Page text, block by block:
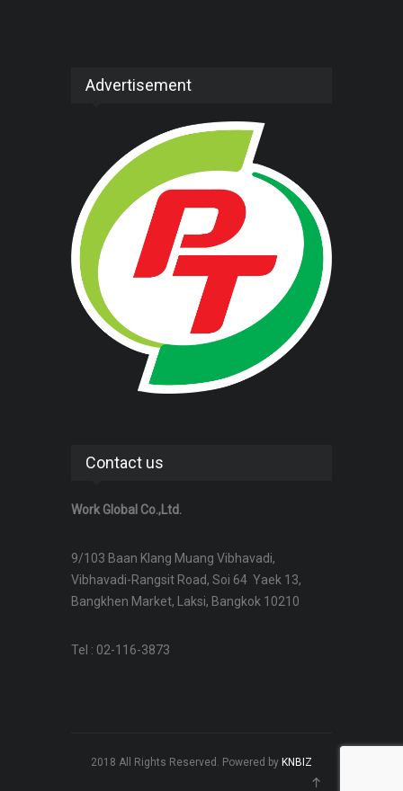
Advertisement
Contact us
Work Global Co.,Ltd.
9/103 Baan Klang Muang Vibhavadi,
Vibhavadi-Rangsit Road, Soi 64 Yaek 13,
Bangkhen Market, Laksi, Bangkok 10210
Tel : 02-116-3873
2018 All Rights Reserved. Powered by KNBIZ